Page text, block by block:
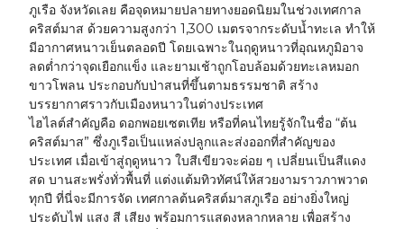
ภูเรือ จังหวัดเลย คือจุดหมายปลายทางยอดนิยมในช่วงเทศกาล
คริสต์มาส ด้วยความสูงกว่า 1,300 เมตรจากระดับน้ำทะเล ทำให้
มีอากาศหนาวเย็นตลอดปี โดยเฉพาะในฤดูหนาวที่อุณหภูมิอาจ
ลดต่ำกว่าจุดเยือกแข็ง และยามเช้าถูกโอบล้อมด้วยทะเลหมอก
ขาวโพลน ประกอบกับป่าสนที่ขึ้นตามธรรมชาติ สร้าง
บรรยากาศราวกับเมืองหนาวในต่างประเทศ
ไฮไลต์สำคัญคือ ดอกพอยเซตเทีย หรือที่คนไทยรู้จักในชื่อ “ต้น
คริสต์มาส” ซึ่งภูเรือเป็นแหล่งปลูกและส่งออกที่สำคัญของ
ประเทศ เมื่อเข้าสู่ฤดูหนาว ใบสีเขียวจะค่อย ๆ เปลี่ยนเป็นสีแดง
สด บานสะพรั่งทั่วพื้นที่ แต่งแต้มทิวทัศน์ให้สวยงามราวภาพวาด
ทุกปี ที่นี่จะมีการจัด เทศกาลต้นคริสต์มาสภูเรือ อย่างยิ่งใหญ่
ประดับไฟ แสง สี เสียง พร้อมการแสดงหลากหลาย เพื่อสร้าง